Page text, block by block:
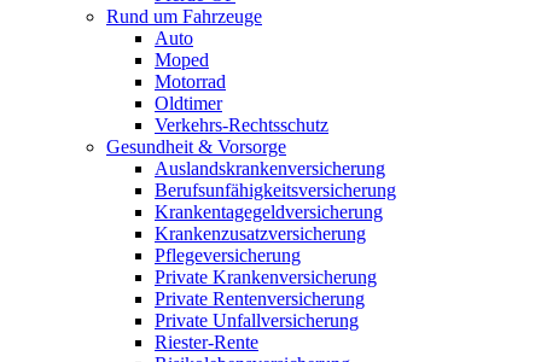
Rund um Fahrzeuge
Auto
Moped
Motorrad
Oldtimer
Verkehrs-Rechtsschutz
Gesundheit & Vorsorge
Auslandskrankenversicherung
Berufsunfähigkeitsversicherung
Krankentagegeldversicherung
Krankenzusatzversicherung
Pflegeversicherung
Private Krankenversicherung
Private Rentenversicherung
Private Unfallversicherung
Riester-Rente